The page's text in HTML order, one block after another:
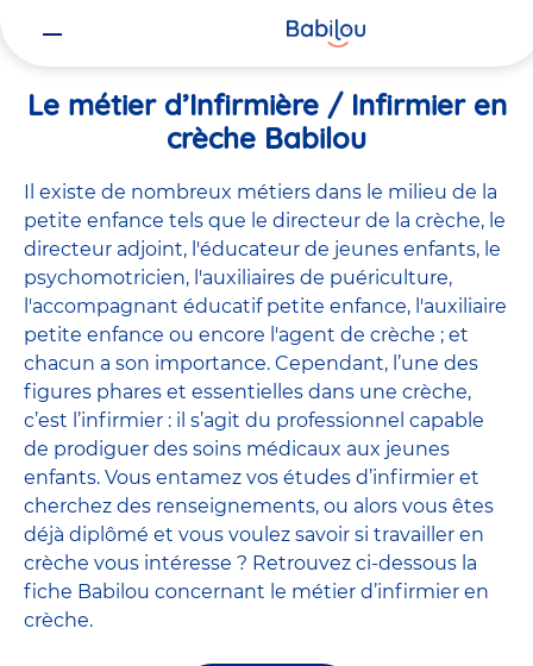
Le métier d’Infirmière / Infirmier en
crèche Babilou
Il existe de nombreux métiers dans le milieu de la
petite enfance tels que le directeur de la crèche, le
directeur adjoint, l'éducateur de jeunes enfants, le
psychomotricien, l'auxiliaires de puériculture,
l'accompagnant éducatif petite enfance, l'auxiliaire
petite enfance ou encore l'agent de crèche ; et
chacun a son importance. Cependant, l’une des
figures phares et essentielles dans une crèche,
c’est l’infirmier : il s’agit du professionnel capable
de prodiguer des soins médicaux aux jeunes
enfants. Vous entamez vos études d’infirmier et
cherchez des renseignements, ou alors vous êtes
déjà diplômé et vous voulez savoir si travailler en
crèche vous intéresse ? Retrouvez ci-dessous la
fiche Babilou concernant le métier d’infirmier en
crèche.